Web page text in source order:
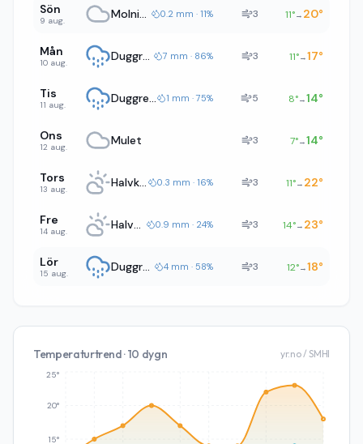
Sön
9 aug. Molnigt 0.2 mm · 11% 3 11°→ 20°
Mån
10 aug. Duggregn 7 mm · 86% 3 11°→17°
Tis
11 aug. Duggregn 1 mm · 75% 5 8°→14°
Ons
12 aug. Mulet 3 7°→14°
Tors
13 aug. Halvklart 0.3 mm · 16% 3 11°→ 22°
Fre
14 aug. Halvklart 0.9 mm · 24% 3 14°→ 23°
Lör
15 aug. Duggregn 4 mm · 58% 3 12°→18°
Temperaturtrend · 10 dygn yr.no / SMHI
15°
20°
25°